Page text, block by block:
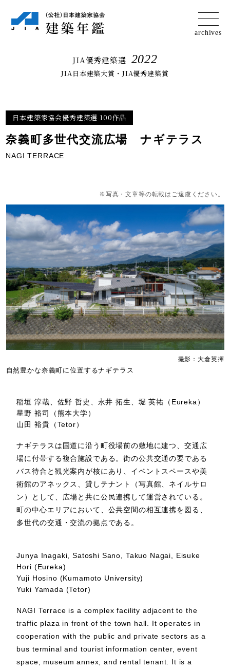
JIA優秀建築選 2022
JIA日本建築大賞・JIA優秀建築賞
日本建築家協会優秀建築選 100作品
奈義町多世代交流広場 ナギテラス
NAGI TERRACE
※写真・文章等の転載はご遠慮ください。
自然豊かな奈義町に位置するナギテラス
撮影：大倉英揮
稲垣 淳哉、佐野 哲史、永井 拓生、堀 英祐（Eureka）
星野 裕司（熊本大学）
山田 裕貴（Tetor）
ナギテラスは国道に沿う町役場前の敷地に建つ、交通広
場に付帯する複合施設である。街の公共交通の要である
バス待合と観光案内が核にあり、イベントスペースや美
術館のアネックス、貸しテナント（写真館、ネイルサロ
ン）として、広場と共に公民連携して運営されている。
町の中心エリアにおいて、公共空間の相互連携を図る、
多世代の交通・交流の拠点である。
Junya Inagaki, Satoshi Sano, Takuo Nagai, Eisuke
Hori (Eureka)
Yuji Hosino (Kumamoto University)
Yuki Yamada (Tetor)
NAGI Terrace is a complex facility adjacent to the
traffic plaza in front of the town hall. It operates in
cooperation with the public and private sectors as a
bus terminal and tourist information center, event
space, museum annex, and rental tenant. It is a